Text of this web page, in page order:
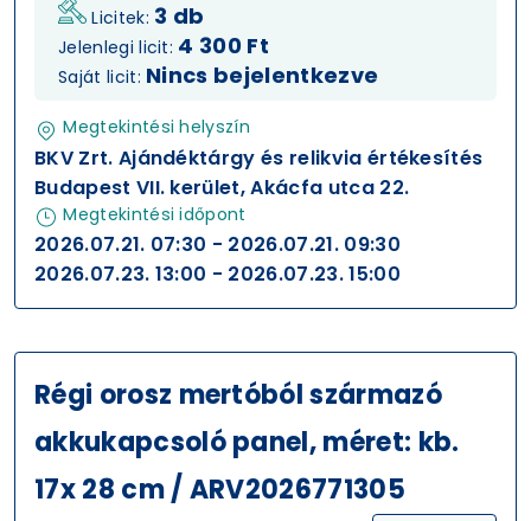
Licitek: 3 db
Jelenlegi licit: 4 300 Ft
Saját licit: Nincs bejelentkezve
Megtekintési helyszín
BKV Zrt. Ajándéktárgy és relikvia értékesítés
Budapest VII. kerület, Akácfa utca 22.
Megtekintési időpont
2026.07.21. 07:30 - 2026.07.21. 09:30
2026.07.23. 13:00 - 2026.07.23. 15:00
Régi orosz mertóból származó
akkukapcsoló panel, méret: kb.
17x 28 cm / ARV2026771305